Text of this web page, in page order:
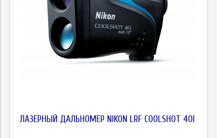
ЛАЗЕРНЫЙ ДАЛЬНОМЕР NIKON LRF COOLSHOT 40I